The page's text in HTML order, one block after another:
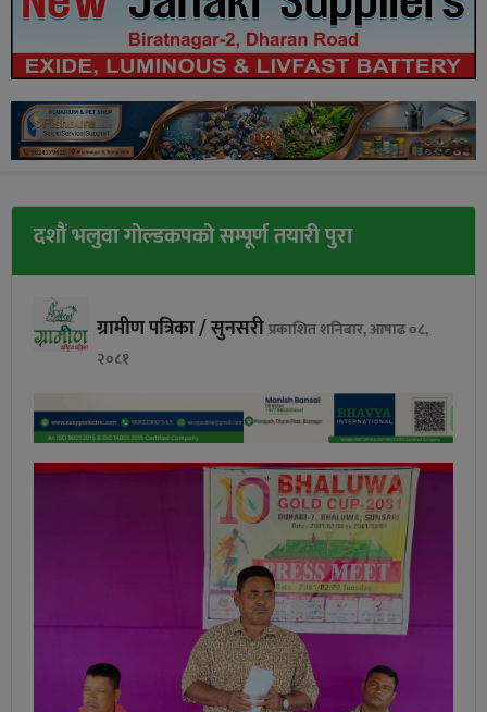
दशौं भलुवा गोल्डकपको सम्पूर्ण तयारी पुरा
ग्रामीण पत्रिका / सुनसरीप्रकाशित शनिबार, आषाढ ०८,
२०८१